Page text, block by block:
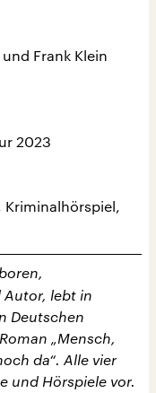
Frank Klein
2023
Kriminalhörspiel,
Autor, lebt in
Deutschen
„Mensch,
da“. Alle vier
und Hörspiele vor.